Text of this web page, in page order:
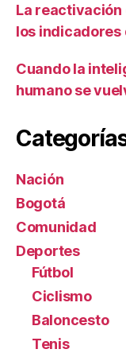
La
los indicadores
Cuando la
humano se
Nación
Bogotá
Comunidad
Deportes
Fútbol
Ciclismo
Baloncesto
Tenis